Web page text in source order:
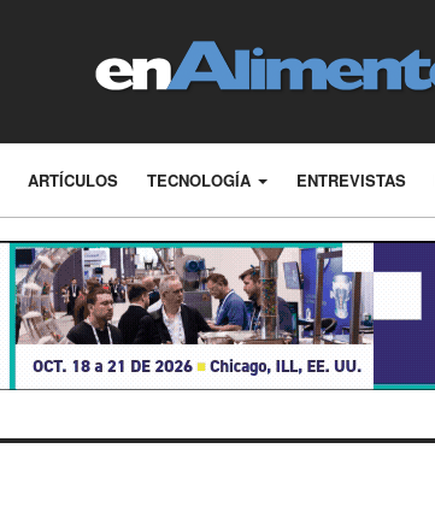
ARTÍCULOS TECNOLOGÍA ENTREVISTAS